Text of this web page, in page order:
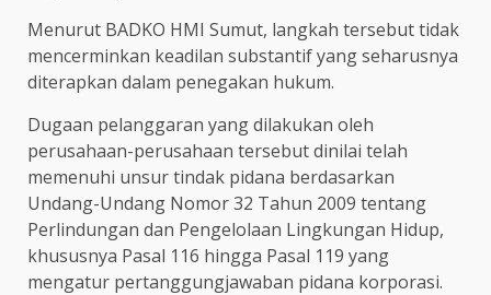
Menurut BADKO HMI Sumut, langkah tersebut tidak
mencerminkan keadilan substantif yang seharusnya
diterapkan dalam penegakan hukum.
Dugaan pelanggaran yang dilakukan oleh
perusahaan-perusahaan tersebut dinilai telah
memenuhi unsur tindak pidana berdasarkan
Undang-Undang Nomor 32 Tahun 2009 tentang
Perlindungan dan Pengelolaan Lingkungan Hidup,
khususnya Pasal 116 hingga Pasal 119 yang
mengatur pertanggungjawaban pidana korporasi.